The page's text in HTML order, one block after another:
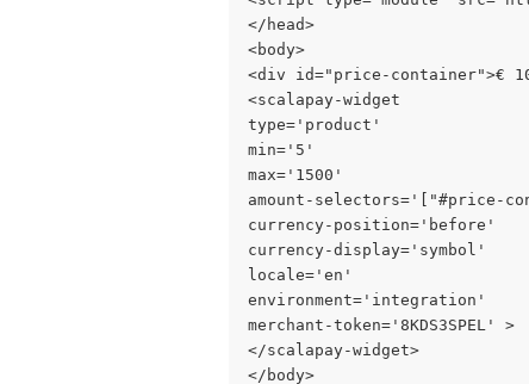
</head>
<body>
<div id="price-container">€
<scalapay-widget
type='product'
min='5'
max='1500'
amount-selectors='["#price-
currency-position='before'
currency-display='symbol'
locale='en'
environment='integration'
merchant-token='8KDS3SPEL' >
</scalapay-widget>
</body>